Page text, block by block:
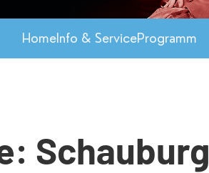
HomeInfo & ServiceProgramm
Schauburg